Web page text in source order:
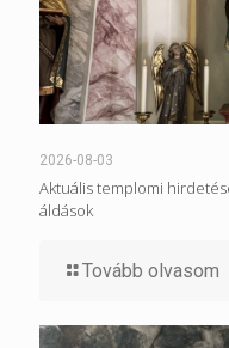
2026-08-03
Aktuális templomi
áldások
Tovább olvasom